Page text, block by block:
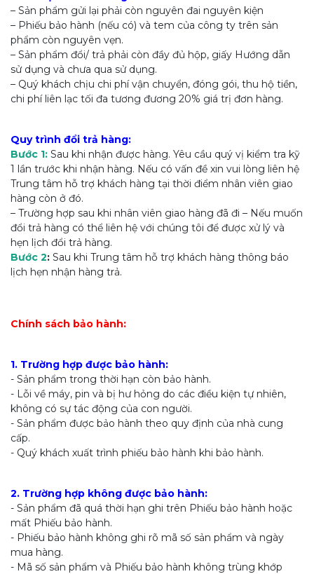
– Sản phẩm gửi lại phải còn nguyên đai nguyên kiện
– Phiếu bảo hành (nếu có) và tem của công ty trên sản
phẩm còn nguyên vẹn.
– Sản phẩm đổi/ trả phải còn đầy đủ hộp, giấy Hướng dẫn
sử dụng và chưa qua sử dụng.
– Quý khách chịu chi phí vận chuyển, đóng gói, thu hộ tiền,
chi phí liên lạc tối đa tương đương 20% giá trị đơn hàng.
Quy trình đổi trả hàng:
Bước 1: Sau khi nhận được hàng. Yêu cầu quý vị kiểm tra kỹ
1 lần trước khi nhận hàng. Nếu có vấn đề xin vui lòng liên hệ
Trung tâm hỗ trợ khách hàng tại thời điểm nhân viên giao
hàng còn ở đó.
– Trường hợp sau khi nhân viên giao hàng đã đi – Nếu muốn
đổi trả hàng có thể liên hệ với chúng tôi để được xử lý và
hẹn lịch đổi trả hàng.
Bước 2: Sau khi Trung tâm hỗ trợ khách hàng thông báo
lịch hẹn nhận hàng trả.
Chính sách bảo hành:
1. Trường hợp được bảo hành:
- Sản phẩm trong thời hạn còn bảo hành.
- Lỗi về máy, pin và bị hư hỏng do các điều kiện tự nhiên,
không có sự tác động của con người.
- Sản phẩm được bảo hành theo quy định của nhà cung
cấp.
- Quý khách xuất trình phiếu bảo hành khi bảo hành.
2. Trường hợp không được bảo hành:
- Sản phẩm đã quá thời hạn ghi trên Phiếu bảo hành hoặc
mất Phiếu bảo hành.
- Phiếu bảo hành không ghi rõ mã số sản phẩm và ngày
mua hàng.
- Mã số sản phẩm và Phiếu bảo hành không trùng khớp